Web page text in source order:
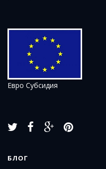
Евро Субсидия
БЛОГ